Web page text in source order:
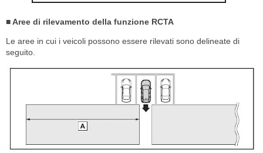
■ Aree di rilevamento della funzione RCTA
Le aree in cui i veicoli possono essere rilevati sono delineate di
seguito.